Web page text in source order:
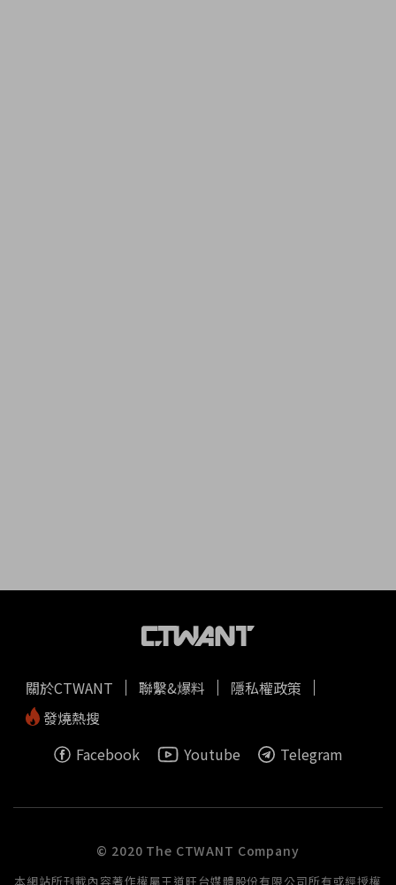
關於CTWANT 聯繫&爆料
隱私權政策
發燒熱搜
Facebook
Youtube Telegram
© 2020 The CTWANT Company
本網站所刊載內容著作權屬王道旺台媒體股份有限公司所有或經授權